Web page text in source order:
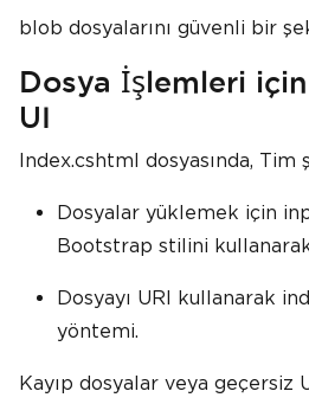
blob dosyalarını güvenli bir
Dosya İşlemleri
UI
Index.cshtml dosyasında, Tim
Dosyalar yüklemek için
Bootstrap stilini
Dosyayı URI kullanarak
yöntemi.
Kayıp dosyalar veya geçersiz